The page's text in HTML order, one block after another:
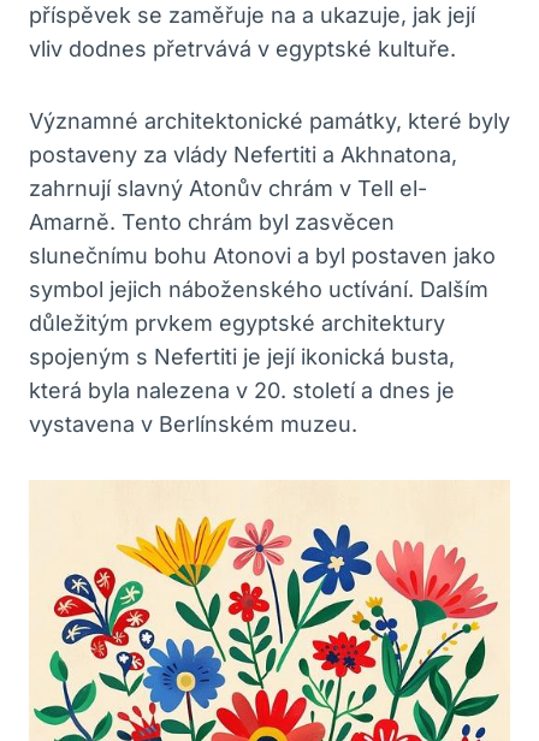
příspěvek se zaměřuje na a ukazuje, jak její
vliv dodnes přetrvává v egyptské kultuře.
Významné architektonické památky, které byly
postaveny za vlády Nefertiti a Akhnatona,
zahrnují slavný Atonův chrám v Tell el-
Amarně. Tento chrám byl zasvěcen
slunečnímu bohu Atonovi a byl postaven jako
symbol jejich náboženského uctívání. Dalším
důležitým prvkem egyptské architektury
spojeným s Nefertiti je její ikonická busta,
která byla nalezena v 20. století a dnes je
vystavena v Berlínském muzeu.